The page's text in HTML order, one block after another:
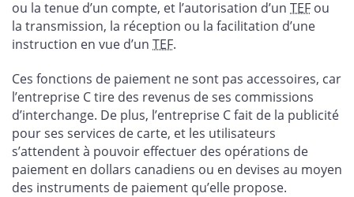
ou la tenue d’un compte, et l’autorisation d’un TEF ou
la transmission, la réception ou la facilitation d’une
instruction en vue d’un TEF.
Ces fonctions de paiement ne sont pas accessoires, car
l’entreprise C tire des revenus de ses commissions
d’interchange. De plus, l’entreprise C fait de la publicité
pour ses services de carte, et les utilisateurs
s’attendent à pouvoir effectuer des opérations de
paiement en dollars canadiens ou en devises au moyen
des instruments de paiement qu’elle propose.